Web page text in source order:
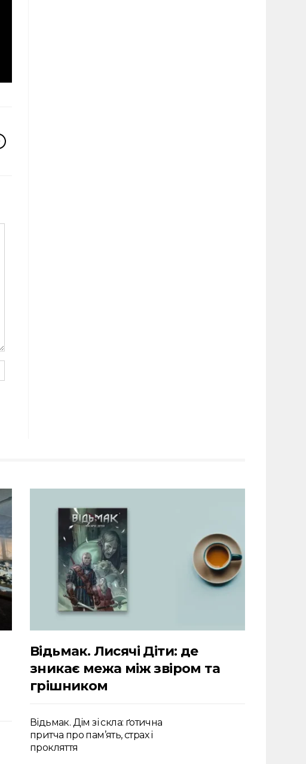
Відьмак. Лисячі Діти: де
зникає межа між звіром та
грішником
Відьмак. Дім зі скла: ґотична
притча про пам’ять, страх і
прокляття